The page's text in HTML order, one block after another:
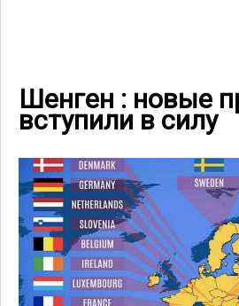
Шенген : новые
вступили в силу